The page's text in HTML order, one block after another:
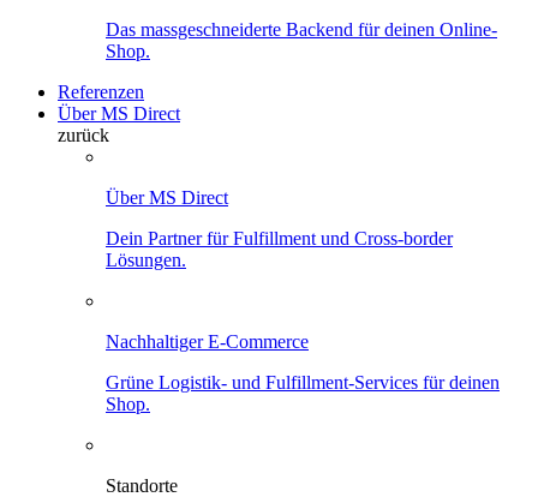
Das massgeschneiderte Backend für deinen Online-
Shop.
Referenzen
Über MS Direct
zurück
Über MS Direct
Dein Partner für Fulfillment und Cross-border
Lösungen.
Nachhaltiger E-Commerce
Grüne Logistik- und Fulfillment-Services für deinen
Shop.
Standorte